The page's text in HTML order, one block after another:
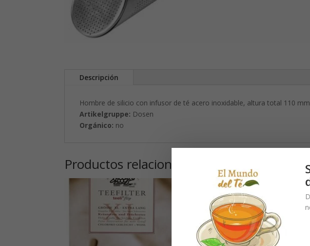
Descripción
Hombre de silicio con infusor de té acero inoxidable, altura total 110 mm
Artikelgruppe: Dosen
Orgánico: no
Productos relacionados